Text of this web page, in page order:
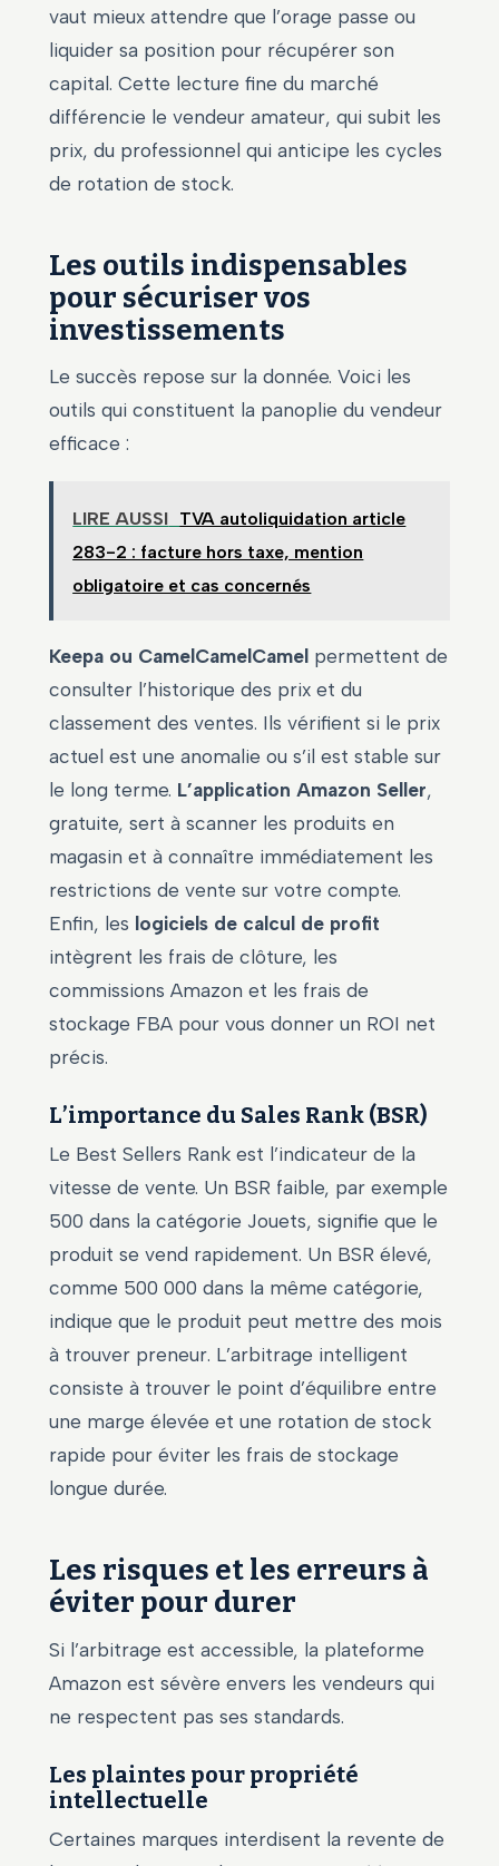
vaut mieux attendre que l’orage passe ou
liquider sa position pour récupérer son
capital. Cette lecture fine du marché
différencie le vendeur amateur, qui subit les
prix, du professionnel qui anticipe les cycles
de rotation de stock.
Les outils indispensables
pour sécuriser vos
investissements
Le succès repose sur la donnée. Voici les
outils qui constituent la panoplie du vendeur
efficace :
LIRE AUSSI TVA autoliquidation article
283-2 : facture hors taxe, mention
obligatoire et cas concernés
Keepa ou CamelCamelCamel permettent de
consulter l’historique des prix et du
classement des ventes. Ils vérifient si le prix
actuel est une anomalie ou s’il est stable sur
le long terme. L’application Amazon Seller,
gratuite, sert à scanner les produits en
magasin et à connaître immédiatement les
restrictions de vente sur votre compte.
Enfin, les logiciels de calcul de profit
intègrent les frais de clôture, les
commissions Amazon et les frais de
stockage FBA pour vous donner un ROI net
précis.
L’importance du Sales Rank (BSR)
Le Best Sellers Rank est l’indicateur de la
vitesse de vente. Un BSR faible, par exemple
500 dans la catégorie Jouets, signifie que le
produit se vend rapidement. Un BSR élevé,
comme 500 000 dans la même catégorie,
indique que le produit peut mettre des mois
à trouver preneur. L’arbitrage intelligent
consiste à trouver le point d’équilibre entre
une marge élevée et une rotation de stock
rapide pour éviter les frais de stockage
longue durée.
Les risques et les erreurs à
éviter pour durer
Si l’arbitrage est accessible, la plateforme
Amazon est sévère envers les vendeurs qui
ne respectent pas ses standards.
Les plaintes pour propriété
intellectuelle
Certaines marques interdisent la revente de